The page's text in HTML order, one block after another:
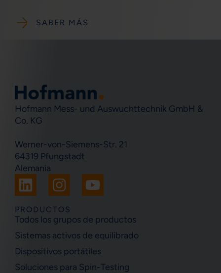
SABER MÁS
Hofmann Mess- und Auswuchttechnik GmbH &
Co. KG
Werner-von-Siemens-Str. 21
64319 Pfungstadt
Alemania
L
i
n
k
e
d
I
n
s
t
a
g
Y
o
t
u
b
PRODUCTOS
Todos los grupos de productos
Sistemas activos de equilibrado
Dispositivos portátiles
Soluciones para Spin-Testing